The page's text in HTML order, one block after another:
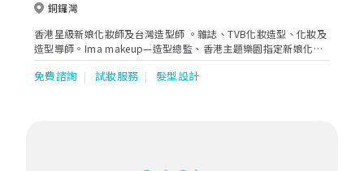
銅鑼灣
香港星級新娘化妝師及台灣造型師 。雜誌、TVB化妝造型、化妝及
造型導師。Ima makeup—造型總監、香港主題樂園指定新娘化妝
師、半永久飄眉師。
免費諮詢 試妝服務 髮型設計